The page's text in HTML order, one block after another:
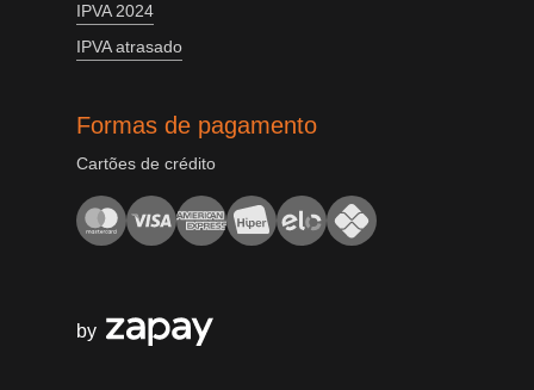
IPVA 2024
IPVA atrasado
Formas de pagamento
Cartões de crédito
by